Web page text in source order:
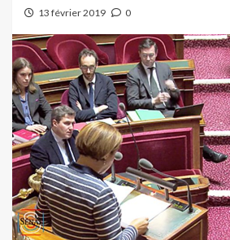
13 février 2019 0